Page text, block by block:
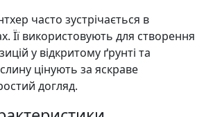
часто зустрічається в
Її використовують для створення
у відкритому ґрунті та
цінують за яскраве
догляд.